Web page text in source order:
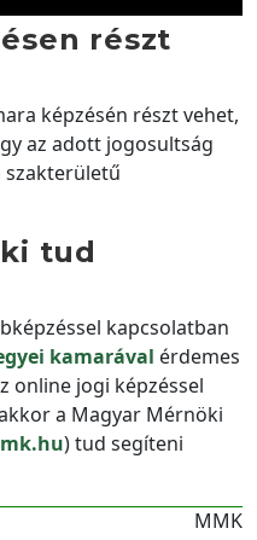
részt
képzésén részt vehet,
az adott jogosultság
szakterületű
tud
kapcsolatban
kamarával érdemes
online jogi képzéssel
a Magyar Mérnöki
) tud segíteni
MMK